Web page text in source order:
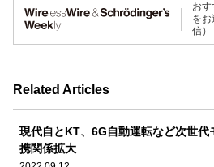
お
を
信）
Related Articles
現代自とKT、6G自動運転など次世代
携関係拡大